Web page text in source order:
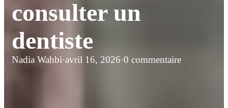
consulter un
dentiste
Nadia Wahbi·avril 16, 2026·0 commentaire